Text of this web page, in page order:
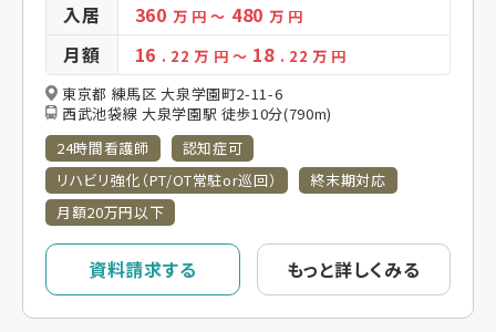
入居 360 万 円～ 480万 円
月額 16 . 22万 円 ～ 18 . 22 万 円
東京都 練馬区 大泉学園町2-11-6
西武池袋線 大泉学園駅 徒歩10分(790m)
24時間看護師
認知症可
リハビリ強化（PT/OT常駐or巡回）
終末期対応
月額20万円以下
資料請求する もっと詳しくみる